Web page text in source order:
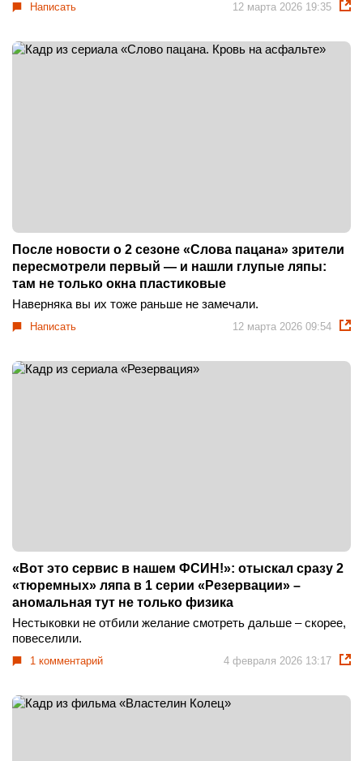
Написать 12 марта 2026 19:35
После новости о 2 сезоне «Слова пацана» зрители
пересмотрели первый — и нашли глупые ляпы:
там не только окна пластиковые
Наверняка вы их тоже раньше не замечали.
Написать 12 марта 2026 09:54
«Вот это сервис в нашем ФСИН!»: отыскал сразу 2
«тюремных» ляпа в 1 серии «Резервации» –
аномальная тут не только физика
Нестыковки не отбили желание смотреть дальше – скорее,
повеселили.
1 комментарий 4 февраля 2026 13:17